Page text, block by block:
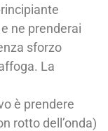
ne prenderai
sforzo
La
è prendere
rotto dell’onda)